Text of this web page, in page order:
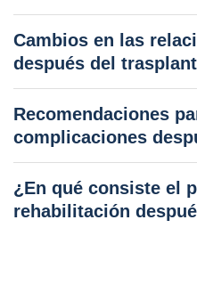
Cambios en las
después del
Recomendaciones
complicaciones
¿En qué consiste el
rehabilitación